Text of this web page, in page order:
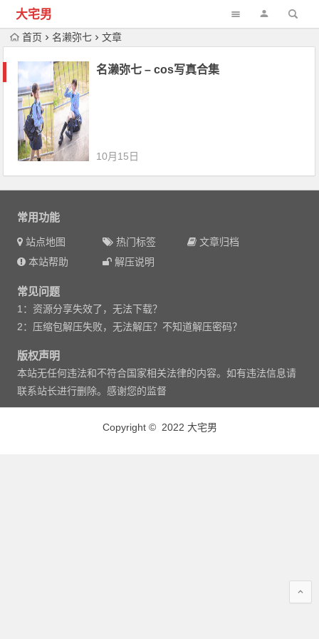
大宅男
首页 名濑弥七 文章
名濑弥七 – cos写真合集
10月15日
常用功能
站点地图 热门标签
文章归档
本站帮助
解压说明
常见问题
1：资源分享失效了，无法下载？
2：压缩包解压失败，无法解压？不知道解压密码？
版权声明
本站无任何违法和不符合国家相关法律的内容。如有违法信息请
联系站长进行删除。感谢您的监督
Copyright © 2022 大宅男